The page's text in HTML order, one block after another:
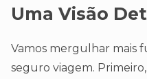
Uma Visão
Vamos mergulhar mais
seguro viagem.